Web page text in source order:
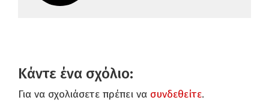
Κάντε ένα σχόλιο:
Για να σχολιάσετε πρέπει να συνδεθείτε.